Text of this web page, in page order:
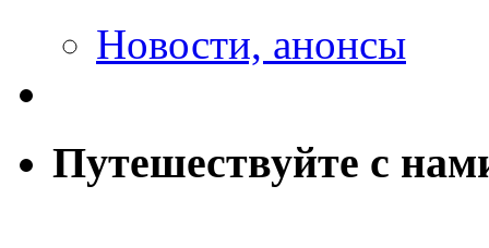
Новости, анонсы
Путешествуйте с